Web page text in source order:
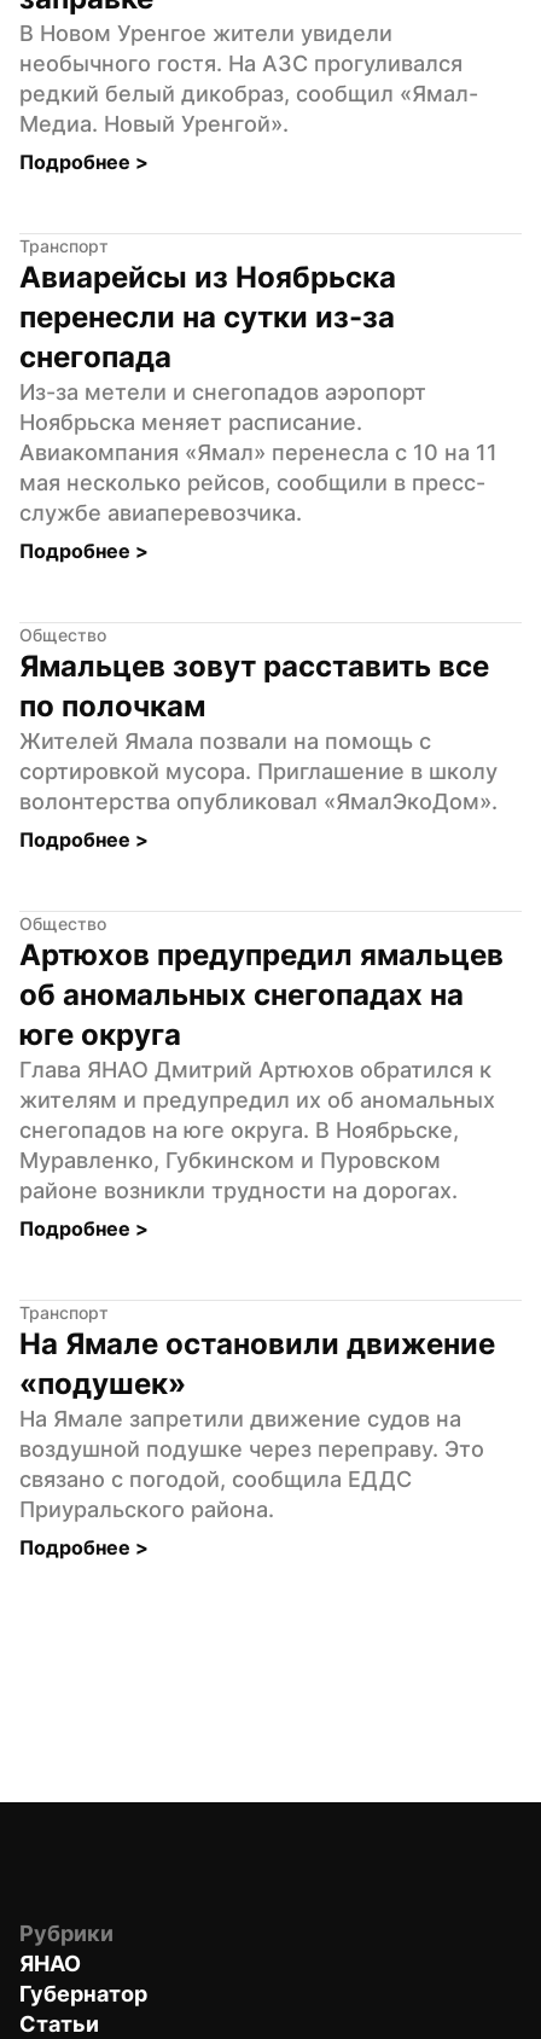
В Новом Уренгое жители увидели
необычного гостя. На АЗС прогуливался
редкий белый дикобраз, сообщил «Ямал-
Медиа. Новый Уренгой».
Подробнее >
Транспорт
Авиарейсы из Ноябрьска
перенесли на сутки из-за
снегопада
Из-за метели и снегопадов аэропорт
Ноябрьска меняет расписание.
Авиакомпания «Ямал» перенесла с 10 на 11
мая несколько рейсов, сообщили в пресс-
службе авиаперевозчика.
Подробнее >
Общество
Ямальцев зовут расставить все
по полочкам
Жителей Ямала позвали на помощь с
сортировкой мусора. Приглашение в школу
волонтерства опубликовал «ЯмалЭкоДом».
Подробнее >
Общество
Артюхов предупредил ямальцев
об аномальных снегопадах на
юге округа
Глава ЯНАО Дмитрий Артюхов обратился к
жителям и предупредил их об аномальных
снегопадов на юге округа. В Ноябрьске,
Муравленко, Губкинском и Пуровском
районе возникли трудности на дорогах.
Подробнее >
Транспорт
На Ямале остановили движение
«подушек»
На Ямале запретили движение судов на
воздушной подушке через переправу. Это
связано с погодой, сообщила ЕДДС
Приуральского района.
Подробнее >
Рубрики
ЯНАО
Губернатор
Статьи